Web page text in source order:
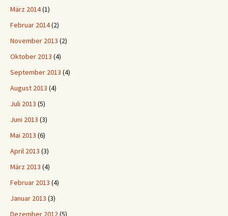
März 2014(1)
Februar 2014(2)
November 2013 (2)
Oktober 2013 (4)
September 2013 (4)
August 2013 (4)
Juli 2013 (5)
Juni 2013 (3)
Mai 2013 (6)
April 2013 (3)
März 2013 (4)
Februar 2013 (4)
Januar 2013 (3)
Dezember 2012(5)